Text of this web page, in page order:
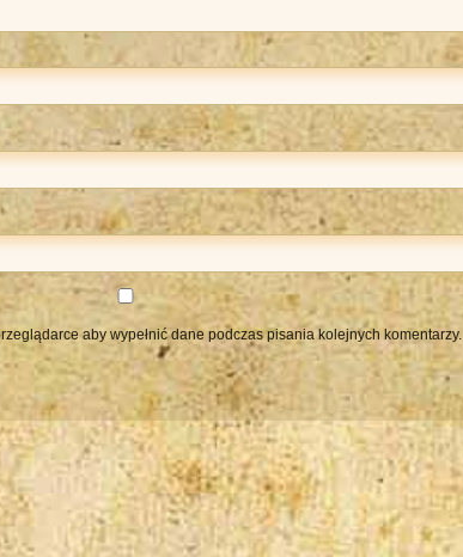
aby wypełnić dane podczas pisania kolejnych komentarzy.